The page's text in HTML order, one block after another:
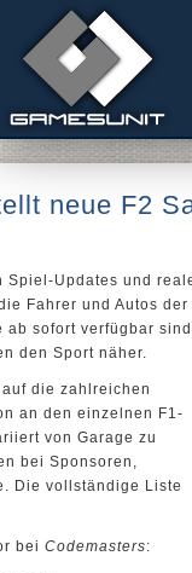
neue F2
Updates und
Fahrer und Autos
sofort verfügbar
den Sport näher.
die zahlreichen
an den einzelnen F1-
von Garage zu
bei Sponsoren,
Die vollständige Liste
bei Codemasters: